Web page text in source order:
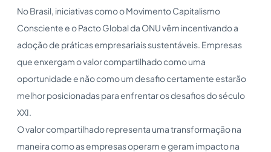
No Brasil, iniciativas como o Movimento Capitalismo
Consciente e o Pacto Global da ONU vêm incentivando a
adoção de práticas empresariais sustentáveis. Empresas
que enxergam o valor compartilhado como uma
oportunidade e não como um desafio certamente estarão
melhor posicionadas para enfrentar os desafios do século
XXI.
O valor compartilhado representa uma transformação na
maneira como as empresas operam e geram impacto na